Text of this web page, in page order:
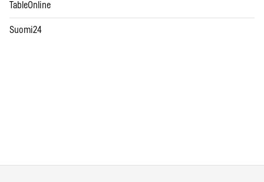
TableOnline
Suomi24